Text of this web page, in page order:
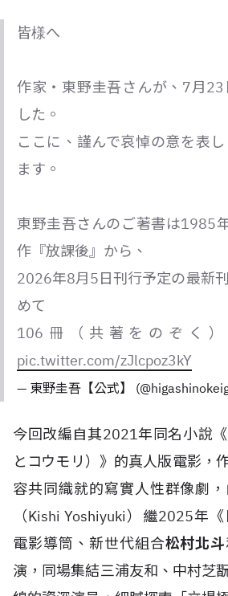
皆様へ
作家・東野圭吾さんが、7月
した。
ここに、謹んで哀悼の意を表
ます。
東野圭吾さんのご著書は1985
作『放課後』から、
2026年8月5日刊行予定の最新
めて
106冊（共著をのぞく
pic.twitter.com/zJlcpoz3kY
— 東野圭吾【公式】
今回改編自其2021年同名小說
とコウモリ）》的真人版電影，
容共同織就的寫實人性群像劇
（Kishi Yoshiyuki）繼2025年
電影導筒、新世代組合松村北斗
演，同場集結三浦友和、中村芝